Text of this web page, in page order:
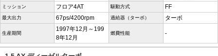
ミッション フロア4AT 駆動方式 FF
最大出力 67ps/4200rpm 過給器（ターボ） ターボ
生産期間
1997年12月～199
8年12月
燃費性能 -